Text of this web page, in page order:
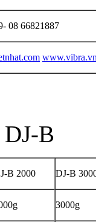
08 66821887
DJ-B
B 2000 DJ-B
3000g